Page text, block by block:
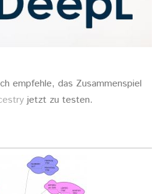
empfehle, das Zusammenspiel
jetzt zu testen.